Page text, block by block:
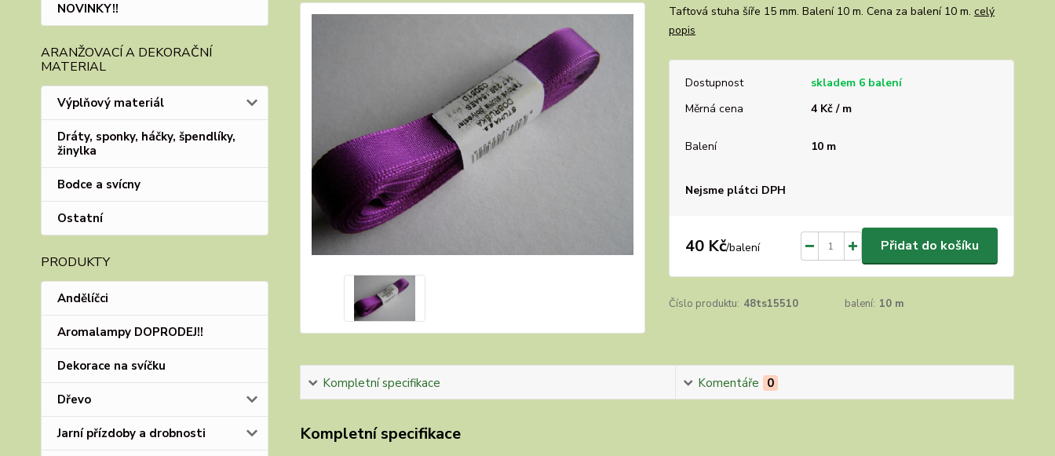
NOVINKY!!
ARANŽOVACÍ A DEKORAČNÍ
MATERIAL
Výplňový materiál
Dráty, sponky, háčky, špendlíky,
žinylka
Bodce a svícny
Ostatní
PRODUKTY
Andělíčci
Aromalampy DOPRODEJ!!
Dekorace na svíčku
Dřevo
Jarní přízdoby a drobnosti
Taftová stuha šíře 15 mm. Balení 10 m. Cena za balení 10 m. celý
popis
Dostupnost
skladem 6 balení
Měrná cena
4 Kč / m
Balení 10 m
Nejsme plátci DPH
40 Kč/balení Přidat do košíku
Číslo produktu: 48ts15510 balení: 10 m
Kompletní specifikace Komentáře 0
Kompletní specifikace